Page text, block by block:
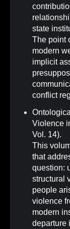
state
The point
modern
implicit
conflict
Violence
Vol. 14).
This
that
question:
structural
people
violence
modern
departure